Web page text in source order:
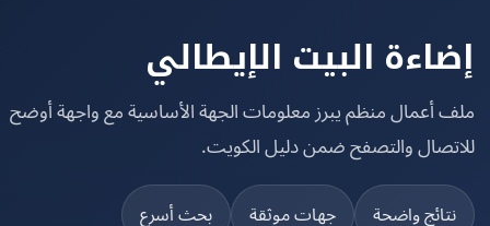
البيت الإيطالي
منظم يبرز معلومات الجهة الأساسية مع واجهة أوضح
والتصفح ضمن دليل الكويت.
واضحة جهات موثقة بحث أسرع